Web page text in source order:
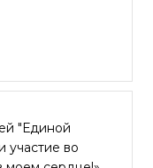
"Единой
участие во